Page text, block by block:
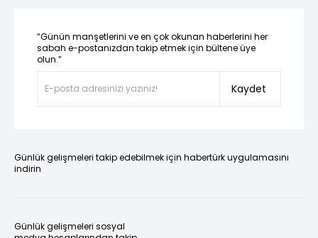
“Günün manşetlerini ve en çok okunan haberlerini her
sabah e-postanızdan takip etmek için bültene üye
olun.”
Kaydet
Günlük gelişmeleri takip edebilmek için habertürk uygulamasını
indirin
Günlük gelişmeleri sosyal